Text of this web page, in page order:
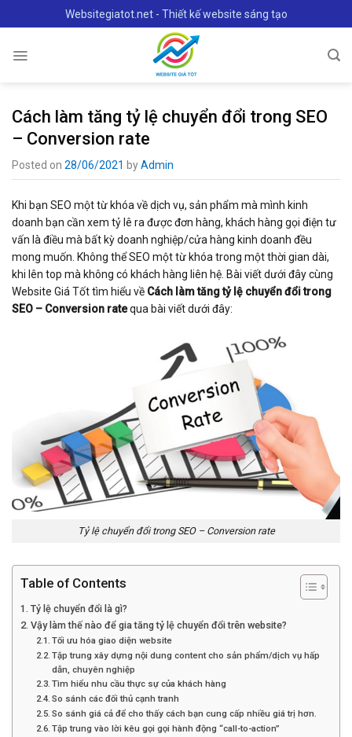
to
Websitegiatot.net - Thiết kế website sáng tạo
Cách làm tăng tỷ lệ chuyển đổi trong SEO
– Conversion rate
Posted on 28/06/2021 byAdmin
Khi bạn SEO một từ khóa về dịch vụ, sản phẩm mà mình kinh
doanh bạn cần xem tỷ lê ra được đơn hàng, khách hàng gọi điện tư
vấn là điều mà bất kỳ doanh nghiệp/cửa hàng kinh doanh đều
mong muốn. Không thể SEO một từ khóa trong một thời gian dài,
khi lên top mà không có khách hàng liên hệ. Bài viết dưới đây cùng
Website Giá Tốt tìm hiểu về Cách làm tăng tỷ lệ chuyển đổi trong
SEO – Conversion ratequa bài viết dưới đây:
Tỷ lệ chuyển đổi trong SEO – Conversion rate
Table of Contents
Tỷ lệ chuyển đổi là gì?
Vậy làm thế nào để gia tăng tỷ lệ chuyển đổi trên website?
Tối ưu hóa giao diện website
Tập trung xây dựng nội dung content cho sản phẩm/dịch vụ hấp
dẫn, chuyên nghiệp
Tìm hiểu nhu cầu thực sự của khách hàng
So sánh các đối thủ cạnh tranh
So sánh giá cả để cho thấy cách bạn cung cấp nhiều giá trị hơn.
Tập trung vào lời kêu gọi gọi hành động “call-to-action”